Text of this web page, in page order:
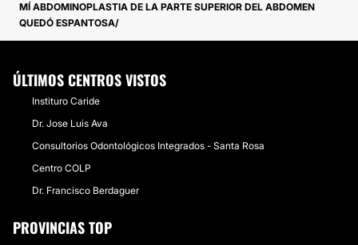
MÍ ABDOMINOPLASTIA DE LA PARTE SUPERIOR DEL ABDOMEN
QUEDÓ ESPANTOSA
ÚLTIMOS CENTROS VISTOS
Instituro Caride
Dr. Jose Luis Ava
Consultorios Odontológicos Integrados - Santa Rosa
Centro COLP
Dr. Francisco Berdaguer
PROVINCIAS TOP